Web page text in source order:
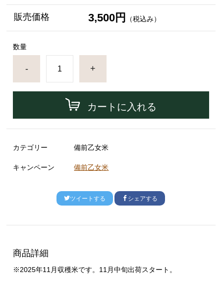
販売価格 3,500円 （税込み）
数量
- +
カートに入れる
カテゴリー 備前乙女米
キャンペーン 備前乙女米
ツイートする シェアする
商品詳細
※2025年11月収穫米です。11月中旬出荷スタート。